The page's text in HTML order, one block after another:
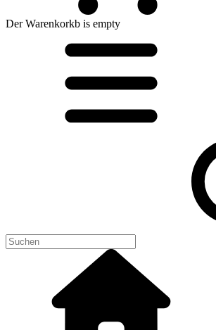
Der Warenkorkb is empty